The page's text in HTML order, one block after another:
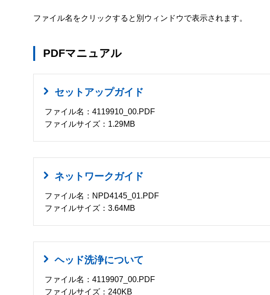
ファイル名をクリックすると別ウィンドウで表示されます。
PDFマニュアル
セットアップガイド
ファイル名：4119910_00.PDF
ファイルサイズ：1.29MB
ネットワークガイド
ファイル名：NPD4145_01.PDF
ファイルサイズ：3.64MB
ヘッド洗浄について
ファイル名：4119907_00.PDF
ファイルサイズ：240KB